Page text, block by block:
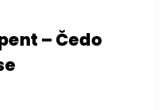
– Čedo